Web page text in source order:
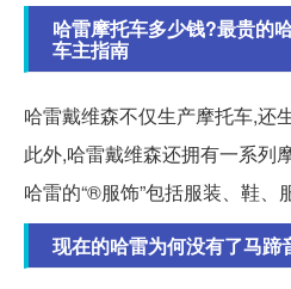
哈雷摩托车多少钱?最贵的
车主指南
哈雷戴维森不仅生产摩托车,还
此外,哈雷戴维森还拥有一系列
哈雷的“®服饰”包括服装、鞋、
现在的哈雷为何没有了马蹄